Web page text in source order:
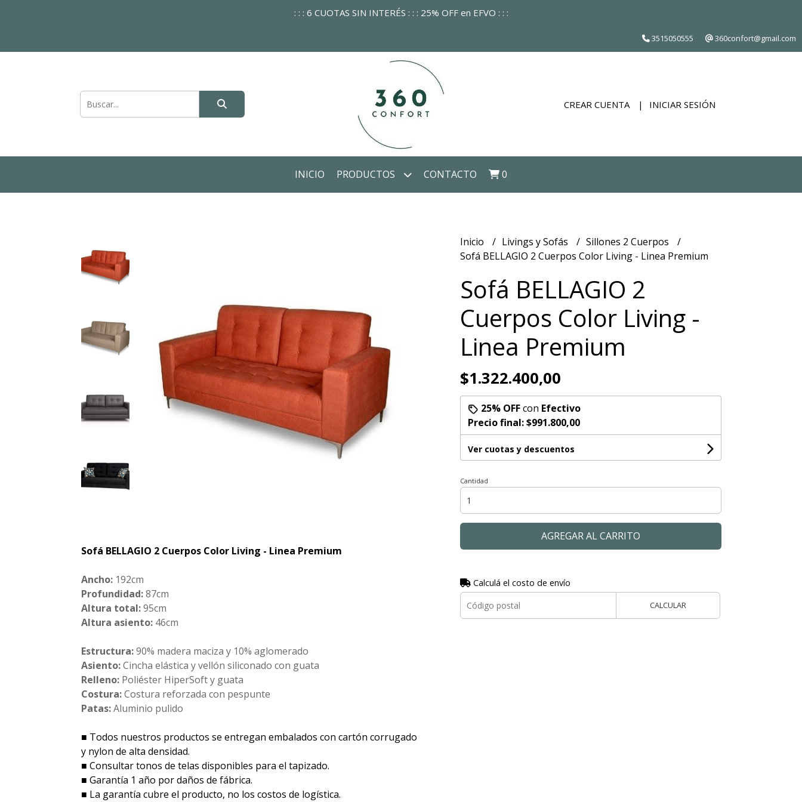
: : : 6 CUOTAS SIN INTERÉS : : : 25% OFF en EFVO : : :
3515050555 360confort@gmail.com
CREAR CUENTA INICIAR SESIÓN
INICIO PRODUCTOS CONTACTO 0
Sofá BELLAGIO 2 Cuerpos Color Living - Linea Premium
Ancho:192cm
Profundidad:87cm
Altura total:95cm
Altura asiento:46cm
Estructura:90% madera maciza y 10% aglomerado
Asiento:Cincha elástica y vellón siliconado con guata
Relleno:Poliéster HiperSoft y guata
Costura:Costura reforzada con pespunte
Patas:Aluminio pulido
■ Todos nuestros productos se entregan embalados con cartón corrugado
y nylon de alta densidad.
■ Consultar tonos de telas disponibles para el tapizado.
■ Garantía 1 año por daños de fábrica.
■ La garantía cubre el producto, no los costos de logística.
Inicio Livings y Sofás
Sillones 2 Cuerpos
Sofá BELLAGIO 2 Cuerpos Color Living - Linea Premium
Sofá BELLAGIO 2
Cuerpos Color Living -
Linea Premium
$1.322.400,00
25% OFFcon Efectivo
Precio final:$991.800,00
Ver cuotas y descuentos
Cantidad
AGREGAR AL CARRITO
Calculá el costo de envío
CALCULAR